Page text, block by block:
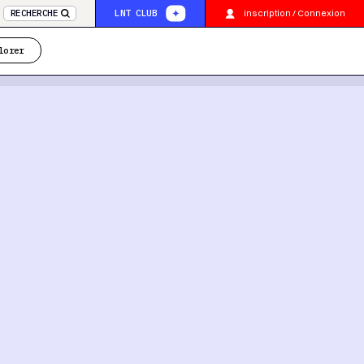
RECHERCHE LNT CLUB inscription / Connexion